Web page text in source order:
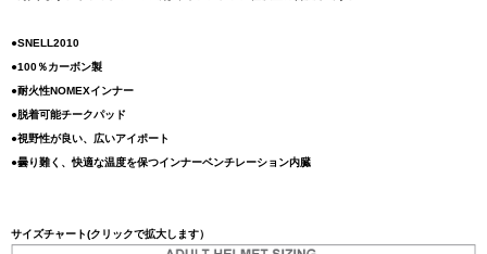
●SNELL2010
●100％カーボン製
●耐火性NOMEXインナー
●脱着可能チークパッド
●視野性が良い、広いアイポート
●曇り難く、快適な温度を保つインナーベンチレーション内臓
サイズチャート(クリックで拡大します）